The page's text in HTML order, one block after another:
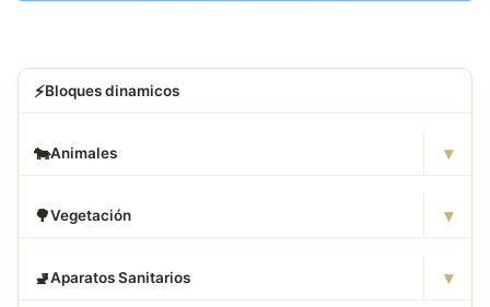
⚡Bloques dinamicos
🐄Animales ▾
🌳Vegetación ▾
🚽Aparatos Sanitarios ▾